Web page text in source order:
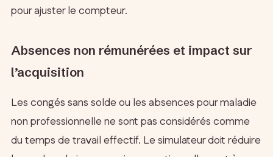
pour ajuster le compteur.
Absences non rémunérées et impact sur
l’acquisition
Les congés sans solde ou les absences pour maladie
non professionnelle ne sont pas considérés comme
du temps de travail effectif. Le simulateur doit réduire